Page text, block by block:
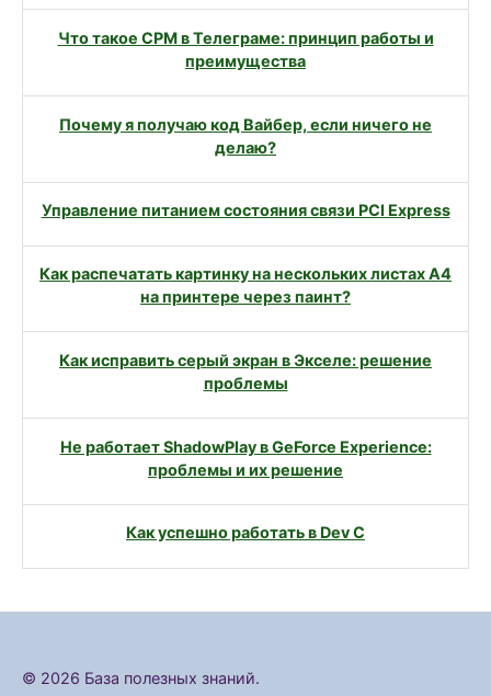
Что такое CPM в Телеграме: принцип работы и
преимущества
Почему я получаю код Вайбер, если ничего не
делаю?
Управление питанием состояния связи PCI Express
Как распечатать картинку на нескольких листах А4
на принтере через паинт?
Как исправить серый экран в Экселе: решение
проблемы
Не работает ShadowPlay в GeForce Experience:
проблемы и их решение
Как успешно работать в Dev C
© 2026 База полезных знаний.